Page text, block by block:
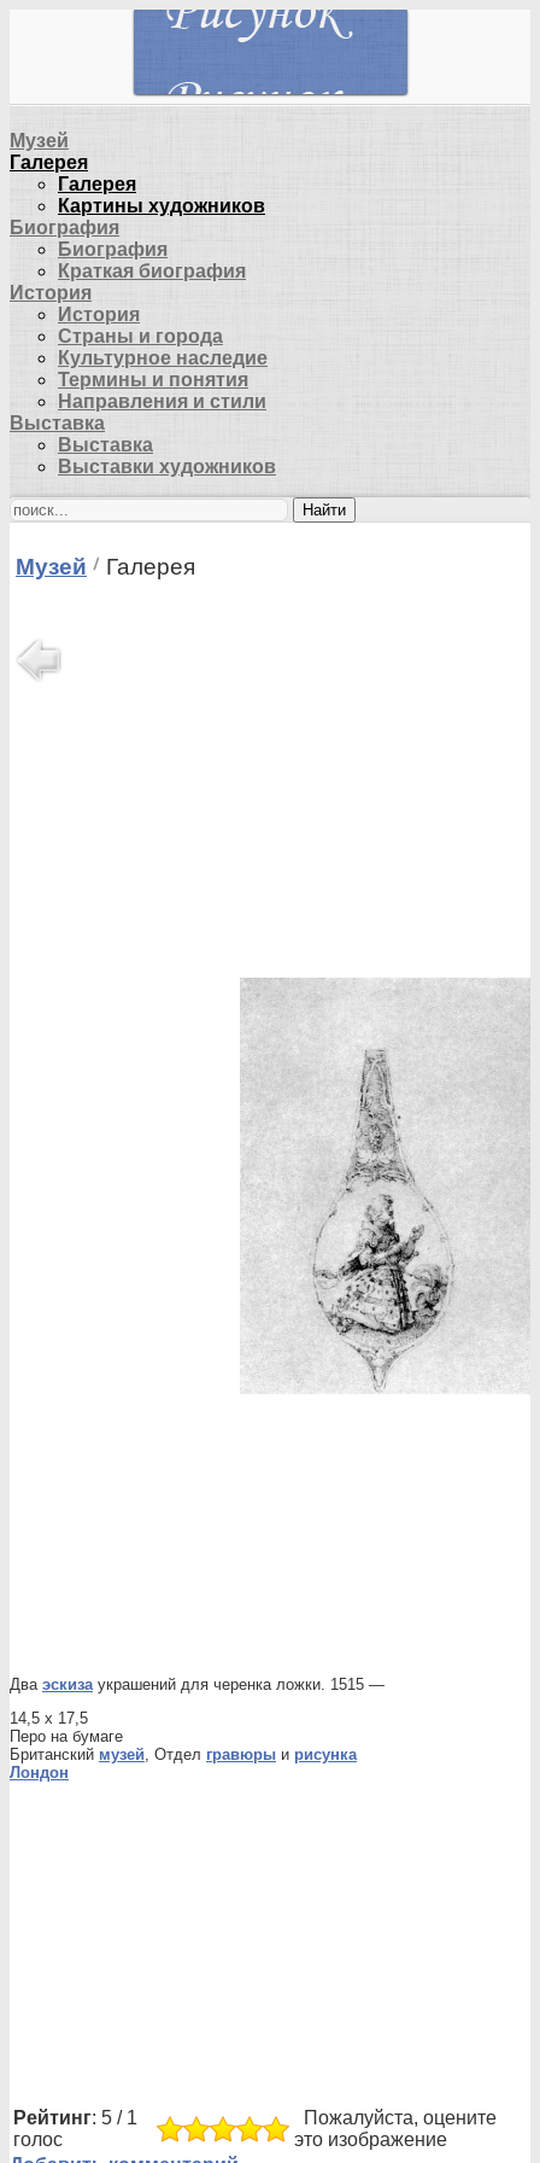
Музей
Галерея
Галерея
Картины художников
Биография
Биография
Краткая биография
История
История
Страны и города
Культурное наследие
Термины и понятия
Направления и стили
Выставка
Выставка
Выставки художников
Найти
Музей Галерея
Два эскизаукрашений для черенка ложки. 1515 —
14,5 x 17,5
Перо на бумаге
Британский музей, Отдел гравюры и рисунка
Лондон
Рейтинг: 5 / 1
голос
Пожалуйста, оцените
это изображение